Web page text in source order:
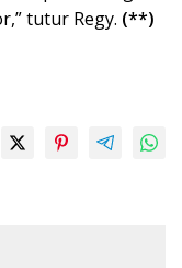
tutur Regy. (**)